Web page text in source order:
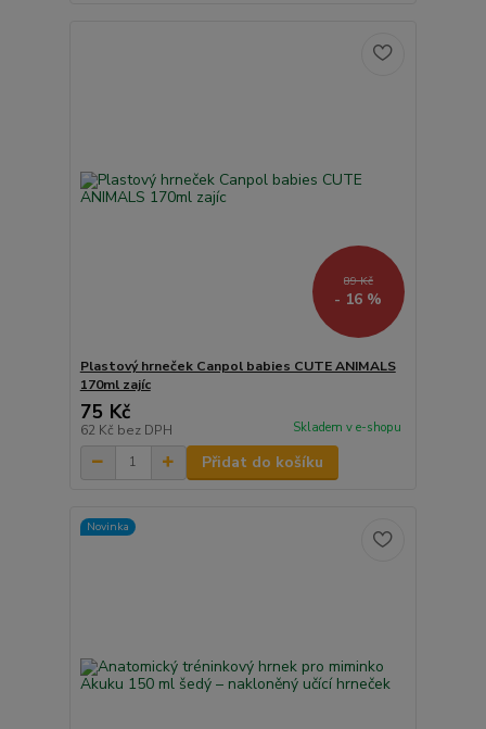
89 Kč
- 16 %
Plastový hrneček Canpol babies CUTE ANIMALS
170ml zajíc
75 Kč
62 Kč bez DPH Skladem v e-shopu
Přidat do košíku
Novinka